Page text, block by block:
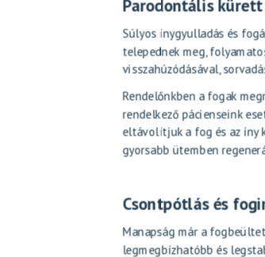
Parodontális kürett
Súlyos ínygyulladás és
telepednek meg,
visszahúzódásával,
Rendelőnkben a fogak
rendelkező pácienseink
eltávolítjuk a fog és az íny
gyorsabb ütemben
Csontpótlás és
Manapság már a
legmegbízhatóbb és